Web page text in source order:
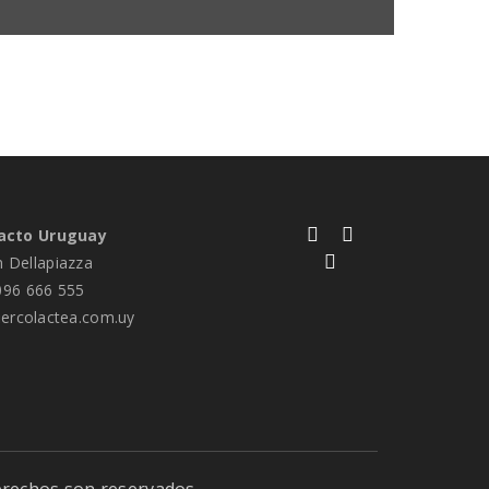
Uruguay
Dellapiazza
666 555